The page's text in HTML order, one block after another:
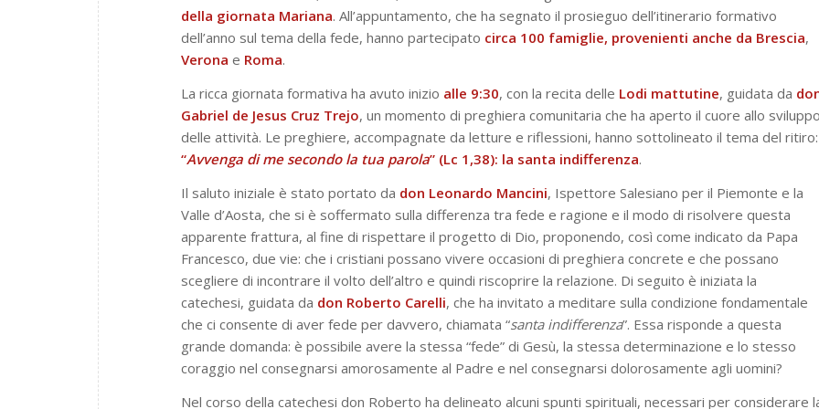
della giornata Mariana. All’appuntamento, che ha segnato il prosieguo dell’itinerario formativo
dell’anno sul tema della fede, hanno partecipato circa 100 famiglie, provenienti anche da Brescia,
Verona e Roma.
La ricca giornata formativa ha avuto inizio alle 9:30, con la recita delle Lodi mattutine, guidata da
Gabriel de Jesus Cruz Trejo, un momento di preghiera comunitaria che ha aperto il cuore allo sviluppo
delle attività. Le preghiere, accompagnate da letture e riflessioni, hanno sottolineato il tema del ritiro:
“Avvenga di me secondo la tua parola” (Lc 1,38): la santa indifferenza.
Il saluto iniziale è stato portato da don Leonardo Mancini, Ispettore Salesiano per il Piemonte e la
Valle d’Aosta, che si è soffermato sulla differenza tra fede e ragione e il modo di risolvere questa
apparente frattura, al fine di rispettare il progetto di Dio, proponendo, così come indicato da Papa
Francesco, due vie: che i cristiani possano vivere occasioni di preghiera concrete e che possano
scegliere di incontrare il volto dell’altro e quindi riscoprire la relazione. Di seguito è iniziata la
catechesi, guidata da don Roberto Carelli, che ha invitato a meditare sulla condizione fondamentale
che ci consente di aver fede per davvero, chiamata “santa indifferenza”. Essa risponde a questa
grande domanda: è possibile avere la stessa “fede” di Gesù, la stessa determinazione e lo stesso
coraggio nel consegnarsi amorosamente al Padre e nel consegnarsi dolorosamente agli uomini?
Nel corso della catechesi don Roberto ha delineato alcuni spunti spirituali, necessari per considerare